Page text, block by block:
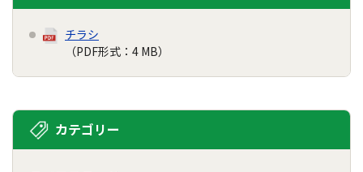
チラシ
（PDF形式：4 MB）
カテゴリー